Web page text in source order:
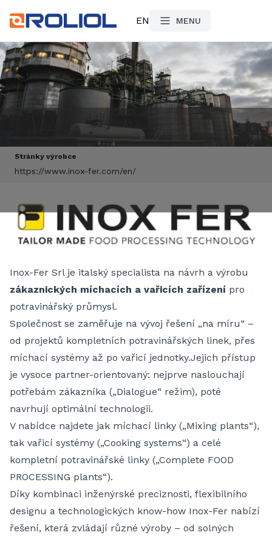
EN MENU
Stránky výrobce
https://www.inox-fer.com/en/
Inox-Fer Srl je italský specialista na návrh a výrobu
zákaznických míchacích a vařicích zařízení pro
potravinářský průmysl.
Společnost se zaměřuje na vývoj řešení „na míru“ –
od projektů kompletních potravinářských linek, přes
míchací systémy až po vařicí jednotky.Jejich přístup
je vysoce partner-orientovaný: nejprve naslouchají
potřebám zákazníka („Dialogue“ režim), poté
navrhují optimální technologii.
V nabídce najdete jak míchací linky („Mixing plants“),
tak vařicí systémy („Cooking systems“) a celé
kompletní potravinářské linky („Complete FOOD
PROCESSING plants“).
Díky kombinaci inženýrské preciznosti, flexibilního
designu a technologických know-how Inox-Fer nabízí
řešení, která zvládají různé výroby – od solných